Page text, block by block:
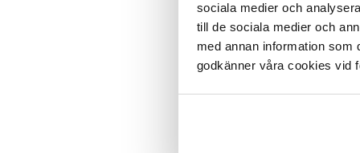
sociala medier och
till de sociala medier och
med annan information som
godkänner våra cookies vid
Tuotetieto
Korista kotisi ainutlaatuisella
Tuo ripaus käsintehtyä
kudotulla puuvillamatollamme.
matto tuo luonnollista lämpöä ja
matoksi eri huoneissa. Saatavilla